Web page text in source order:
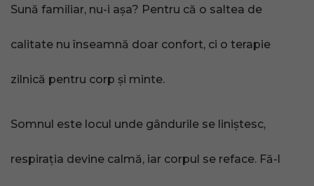
Sună familiar, nu-i așa? Pentru că o saltea de
calitate nu înseamnă doar confort, ci o terapie
zilnică pentru corp și minte.
Somnul este locul unde gândurile se liniștesc,
respirația devine calmă, iar corpul se reface. Fă-l